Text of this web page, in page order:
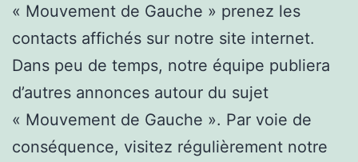
« Mouvement de Gauche » prenez les
contacts affichés sur notre site internet.
Dans peu de temps, notre équipe publiera
d’autres annonces autour du sujet
« Mouvement de Gauche ». Par voie de
conséquence, visitez régulièrement notre